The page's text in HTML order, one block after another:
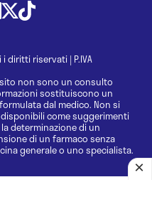
i diritti riservati | P.IVA
non sono un consulto
sostituiscono un
dal medico. Non si
come suggerimenti
determinazione di un
di un farmaco senza
generale o uno specialista.